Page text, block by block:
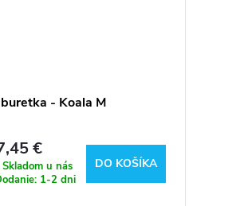
- Koala M
€
Skladom u nás
1-2 dni
DO KOŠÍKA